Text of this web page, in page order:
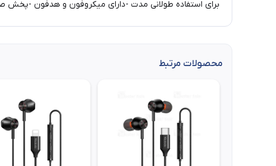
برای استفاده طولانی مدت -دارای میکروفون و هدفون -پخش
محصولات مرتبط